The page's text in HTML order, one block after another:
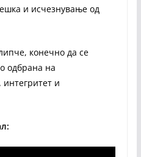
и исчезнување од
конечно да се
одбрана на
интегритет и